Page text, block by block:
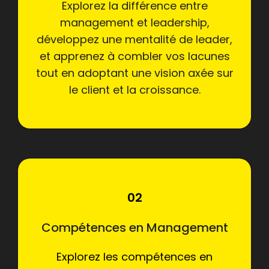
Explorez la différence entre
management et leadership,
développez une mentalité de leader,
et apprenez à combler vos lacunes
tout en adoptant une vision axée sur
le client et la croissance.
02
Compétences en Management
Explorez les compétences en